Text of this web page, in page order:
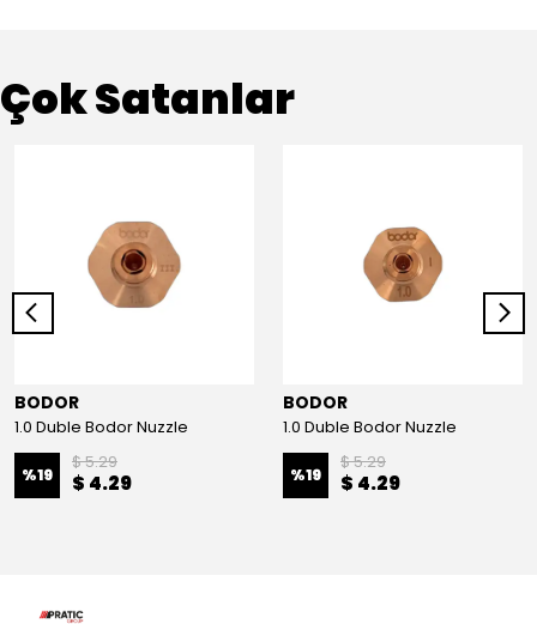
Çok Satanlar
BODOR
1.0 Duble Bodor Nuzzle
%19
$ 5.29
$ 4.29
BODOR
1.0 Duble Bodor Nuzzle
%19
$ 5.29
$ 4.29